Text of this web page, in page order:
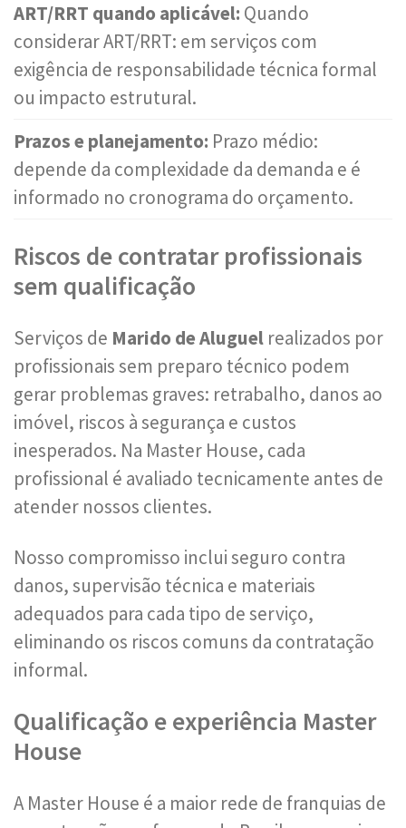
ART/RRT quando aplicável: Quando
considerar ART/RRT: em serviços com
exigência de responsabilidade técnica formal
ou impacto estrutural.
Prazos e planejamento: Prazo médio:
depende da complexidade da demanda e é
informado no cronograma do orçamento.
Riscos de contratar profissionais
sem qualificação
Serviços de Marido de Aluguel realizados por
profissionais sem preparo técnico podem
gerar problemas graves: retrabalho, danos ao
imóvel, riscos à segurança e custos
inesperados. Na Master House, cada
profissional é avaliado tecnicamente antes de
atender nossos clientes.
Nosso compromisso inclui seguro contra
danos, supervisão técnica e materiais
adequados para cada tipo de serviço,
eliminando os riscos comuns da contratação
informal.
Qualificação e experiência Master
House
A Master House é a maior rede de franquias de